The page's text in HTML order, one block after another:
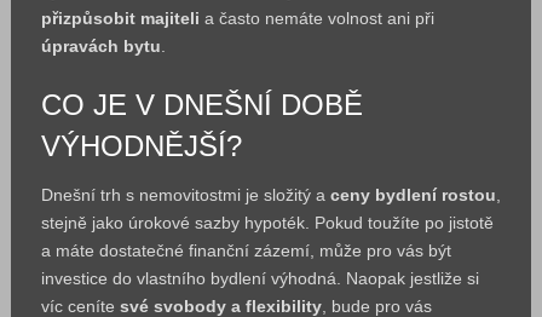
přizpůsobit majiteli a často nemáte volnost ani při
úpravách bytu
CO JE V DNEŠNÍ DOBĚ
VÝHODNĚJŠÍ?
Dnešní trh s nemovitostmi je složitý a ceny bydlení rostou
stejně jako úrokové sazby hypoték. Pokud toužíte po jistotě
a máte dostatečné finanční zázemí, může pro vás být
investice do vlastního bydlení výhodná. Naopak jestliže si
víc ceníte své svobody a flexibility, bude pro vás